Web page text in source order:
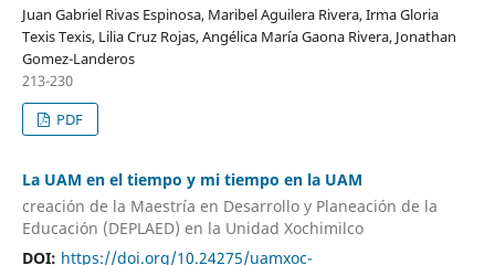
Juan Gabriel Rivas Espinosa, Maribel Aguilera Rivera, Irma Gloria
Texis Texis, Lilia Cruz Rojas, Angélica María Gaona Rivera, Jonathan
Gomez-Landeros
213-230
PDF
La UAM en el tiempo y mi tiempo en la UAM
creación de la Maestría en Desarrollo y Planeación de la
Educación (DEPLAED) en la Unidad Xochimilco
DOI: https://doi.org/10.24275/uamxoc-